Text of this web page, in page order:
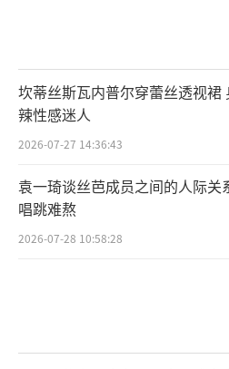
坎蒂丝斯瓦内普尔穿蕾丝透视裙
辣性感迷人
2026-07-27 14:36:43
袁一琦谈丝芭成员之间的人际关
唱跳难熬
2026-07-28 10:58:28